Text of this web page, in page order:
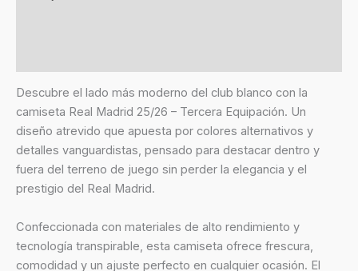
Descubre el lado más moderno del club blanco con la
camiseta Real Madrid 25/26 – Tercera Equipación. Un
diseño atrevido que apuesta por colores alternativos y
detalles vanguardistas, pensado para destacar dentro y
fuera del terreno de juego sin perder la elegancia y el
prestigio del Real Madrid.
Confeccionada con materiales de alto rendimiento y
tecnología transpirable, esta camiseta ofrece frescura,
comodidad y un ajuste perfecto en cualquier ocasión. El